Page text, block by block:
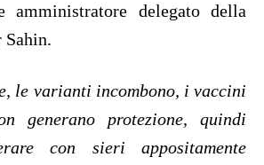
amministratore delegato della
Sahin.
le varianti incombono, i vaccini
generano protezione, quindi
con sieri appositamente